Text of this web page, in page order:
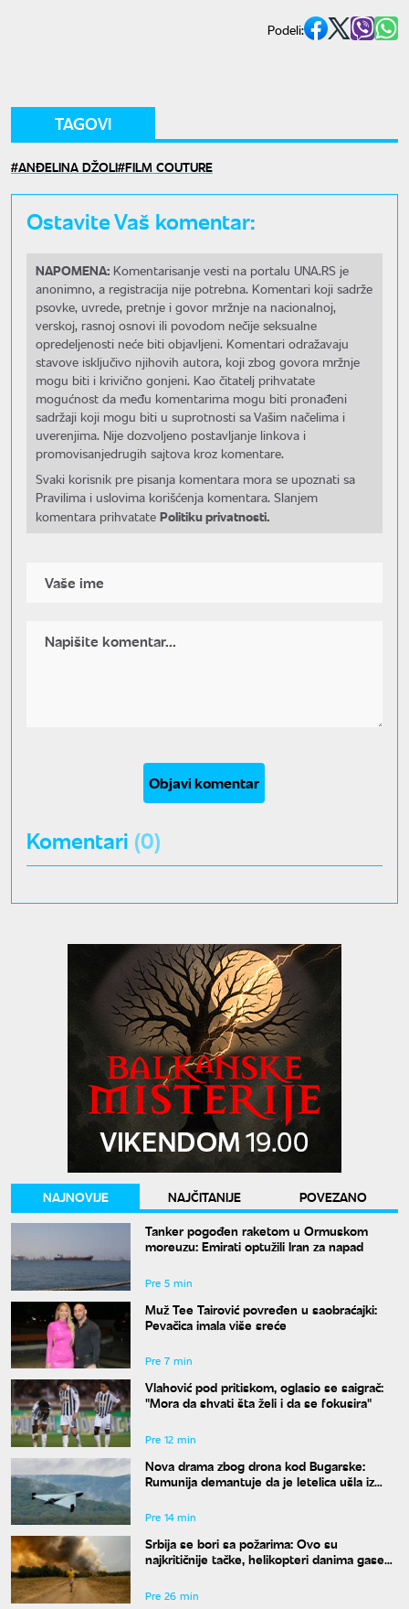
Podeli:
TAGOVI
ANĐELINA DŽOLI FILM COUTURE
Ostavite Vaš komentar:
NAPOMENA: Komentarisanje vesti na portalu UNA.RS je
anonimno, a registracija nije potrebna. Komentari koji sadrže
psovke, uvrede, pretnje i govor mržnje na nacionalnoj,
verskoj, rasnoj osnovi ili povodom nečije seksualne
opredeljenosti neće biti objavljeni. Komentari odražavaju
stavove isključivo njihovih autora, koji zbog govora mržnje
mogu biti i krivično gonjeni. Kao čitatelj prihvatate
mogućnost da među komentarima mogu biti pronađeni
sadržaji koji mogu biti u suprotnosti sa Vašim načelima i
uverenjima. Nije dozvoljeno postavljanje linkova i
promovisanjedrugih sajtova kroz komentare.
Svaki korisnik pre pisanja komentara mora se upoznati sa
Pravilima i uslovima korišćenja komentara. Slanjem
komentara prihvatate Politiku privatnosti.
Objavi komentar
Komentari (0)
NAJNOVIJE NAJČITANIJE
POVEZANO
Tanker pogođen raketom u Ormuskom
moreuzu: Emirati optužili Iran za napad
Pre 5 min
Muž Tee Tairović povređen u saobraćajki:
Pevačica imala više sreće
Pre 7 min
Vlahović pod pritiskom, oglasio se saigrač:
"Mora da shvati šta želi i da se fokusira"
Pre 12 min
Nova drama zbog drona kod Bugarske:
Rumunija demantuje da je letelica ušla iz
Pre 14 min
Srbija se bori sa požarima: Ovo su
najkritičnije tačke, helikopteri danima gase
Pre 26 min